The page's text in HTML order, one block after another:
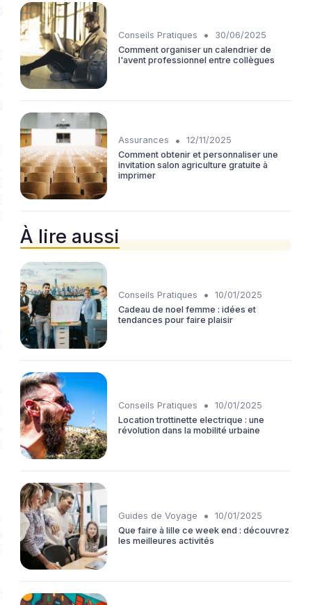
Conseils Pratiques •
30/06/2025
Comment organiser un calendrier de
l'avent professionnel entre collègues
Assurances •
12/11/2025
Comment obtenir et personnaliser une
invitation salon agriculture gratuite à
imprimer
À lire aussi
Conseils Pratiques •
10/01/2025
Cadeau de noel femme : idées et
tendances pour faire plaisir
Conseils Pratiques •
10/01/2025
Location trottinette electrique : une
révolution dans la mobilité urbaine
Guides de Voyage •
10/01/2025
Que faire à lille ce week end : découvrez
les meilleures activités